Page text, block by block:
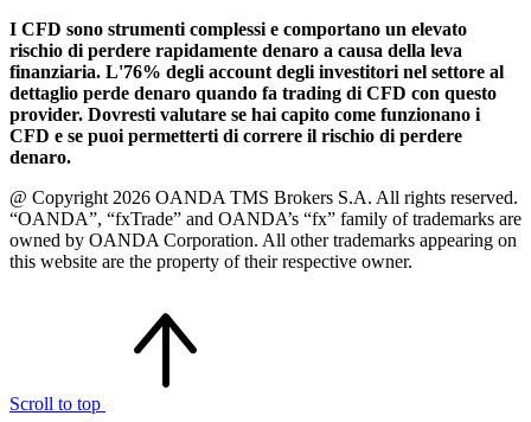
I CFD sono strumenti complessi e comportano un elevato
rischio di perdere rapidamente denaro a causa della leva
finanziaria. L'76% degli account degli investitori nel settore al
dettaglio perde denaro quando fa trading di CFD con questo
provider. Dovresti valutare se hai capito come funzionano i
CFD e se puoi permetterti di correre il rischio di perdere
denaro.
@ Copyright 2026 OANDA TMS Brokers S.A. All rights reserved.
“OANDA”, “fxTrade” and OANDA’s “fx” family of trademarks are
owned by OANDA Corporation. All other trademarks appearing on
this website are the property of their respective owner.
Scroll to top